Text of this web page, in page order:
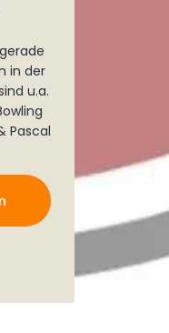
in der
u.a.
Pascal